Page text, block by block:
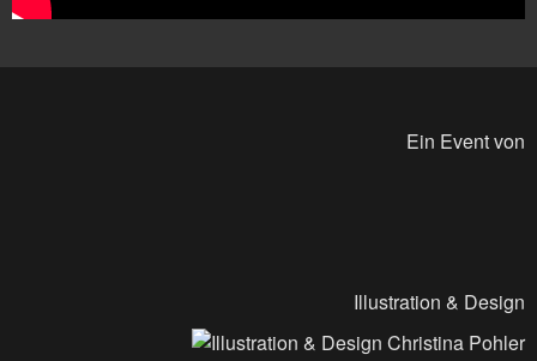
Ein Event von
Illustration & Design